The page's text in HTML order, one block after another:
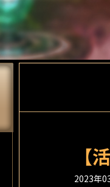
【
2023年